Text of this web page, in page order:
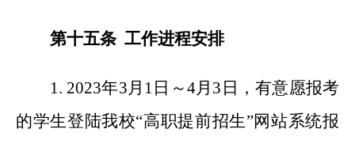
第十五条 工作进程安排
1. 2023年3月1日～4月3日，有意愿报考
的学生登陆我校“高职提前招生”网站系统报